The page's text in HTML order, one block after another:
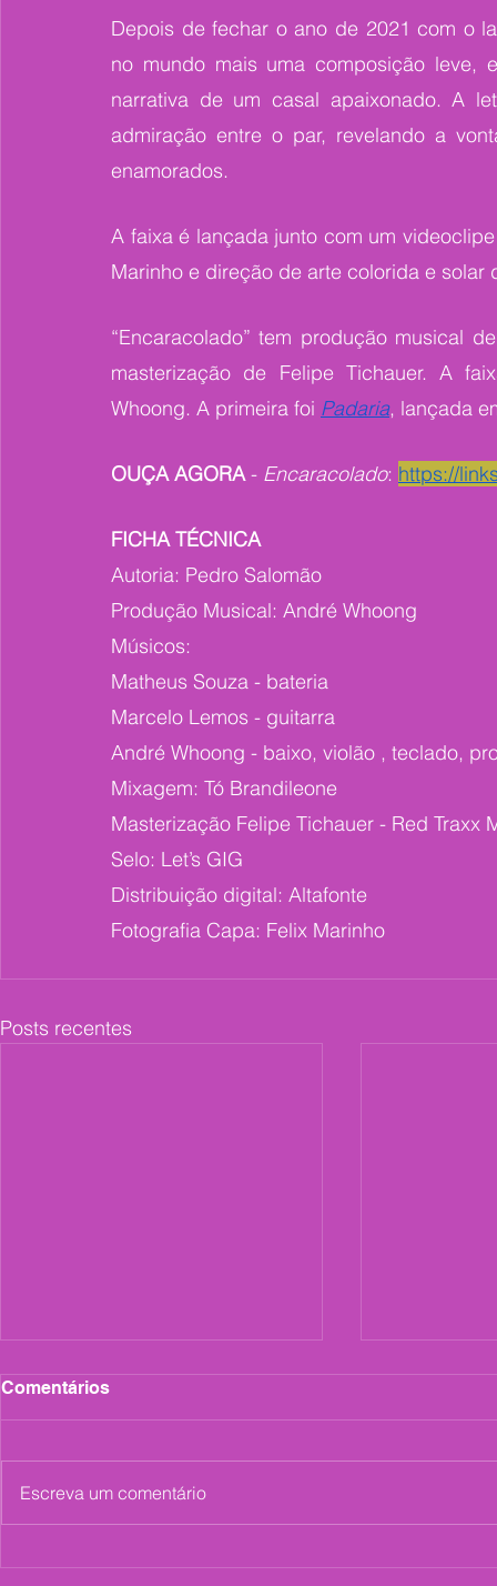
Depois de fechar o ano de 2021 com o
no mundo mais uma composição leve,
narrativa de um casal apaixonado. A
admiração entre o par, revelando a
enamorados.
A faixa é lançada junto com um
Marinho e direção de arte colorida e solar
“Encaracolado” tem produção musical
masterização de Felipe Tichauer. A
Whoong. A primeira foi Padaria, lançada
OUÇA AGORA - Encaracolado: https://
FICHA TÉCNICA
Autoria: Pedro Salomão
Produção Musical: André Whoong
Músicos:
Matheus Souza - bateria
Marcelo Lemos - guitarra
André Whoong - baixo, violão , teclado,
Mixagem: Tó Brandileone
Masterização Felipe Tichauer - Red Traxx
Selo: Let’s GIG
Distribuição digital: Altafonte
Fotografia Capa: Felix Marinho
Posts recentes
Comentários
Escreva um comentário